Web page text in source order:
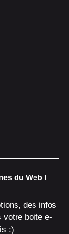
du Web !
des infos
votre boite e-
:)